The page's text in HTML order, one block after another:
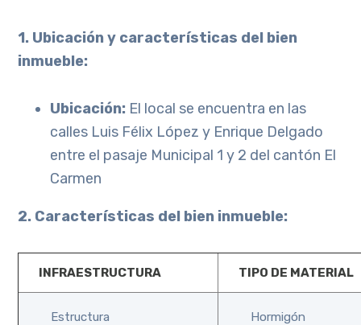
1. Ubicación y características del bien
inmueble:
Ubicación: El local se encuentra en las
calles Luis Félix López y Enrique Delgado
entre el pasaje Municipal 1 y 2 del cantón El
Carmen
2. Características del bien inmueble:
INFRAESTRUCTURA TIPO DE MATERIAL
Estructura Hormigón